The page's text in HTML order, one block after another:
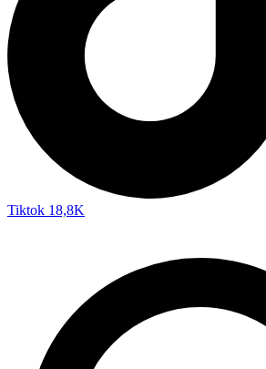
Tiktok 18,8K